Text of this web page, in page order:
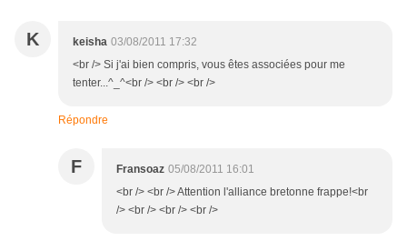
K keisha 03/08/2011 17:32
<br /> Si j'ai bien compris, vous êtes associées pour me
tenter...^_^<br /> <br /> <br />
Répondre
F Fransoaz 05/08/2011 16:01
<br /> <br /> Attention l'alliance bretonne frappe!<br
/> <br /> <br /> <br />